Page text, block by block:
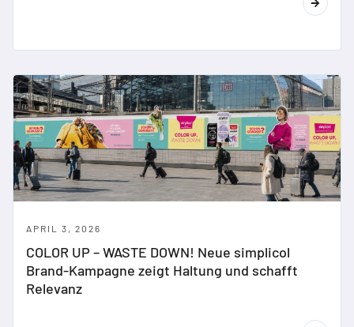
APRIL 3, 2026
COLOR UP – WASTE DOWN! Neue simplicol
Brand-Kampagne zeigt Haltung und schafft
Relevanz